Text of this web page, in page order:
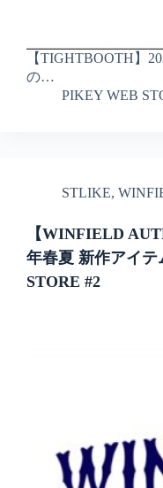
【TIGHTBOOTH】
の…
PIKEY WEB
STLIKE,
【WINFIELD
年春夏 新作アイ
STORE #2